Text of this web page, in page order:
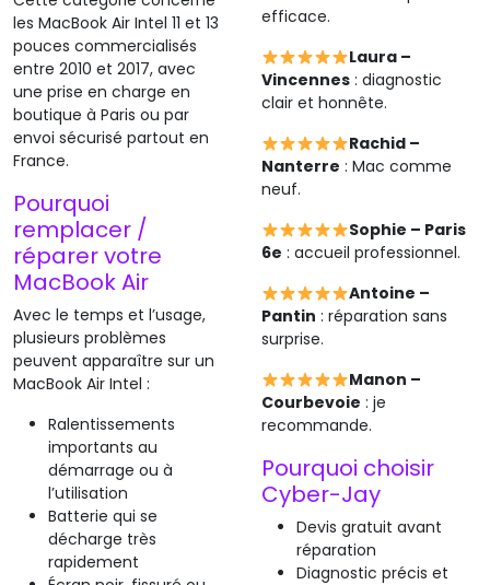
les MacBook Air Intel 11 et 13
pouces commercialisés
entre 2010 et 2017, avec
une prise en charge en
boutique à Paris ou par
envoi sécurisé partout en
France.
Pourquoi
remplacer /
réparer votre
MacBook Air
Avec le temps et l’usage,
plusieurs problèmes
peuvent apparaître sur un
MacBook Air Intel :
Ralentissements
importants au
démarrage ou à
l’utilisation
Batterie qui se
décharge très
rapidement
efficace.
Laura –
Vincennes : diagnostic
clair et honnête.
Rachid –
Nanterre : Mac comme
neuf.
Sophie – Paris
6e : accueil professionnel.
Antoine –
Pantin : réparation sans
surprise.
Manon –
Courbevoie : je
recommande.
Pourquoi choisir
Cyber-Jay
Devis gratuit avant
réparation
Diagnostic précis et